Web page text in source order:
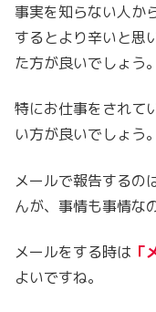
事実を知らない人か
するとより辛いと思
た方が良いでしょう。
特にお仕事をされて
い方が良いでしょう。
メールで報告するの
んが、事情も事情な
メールをする時は 「
よいですね。